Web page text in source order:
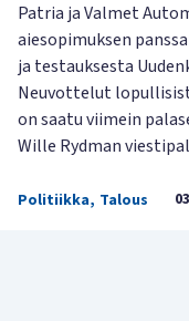
Patria ja Valmet
aiesopimuksen
ja testauksesta
Neuvottelut
on saatu viimein
Wille Rydman
Politiikka, Talous